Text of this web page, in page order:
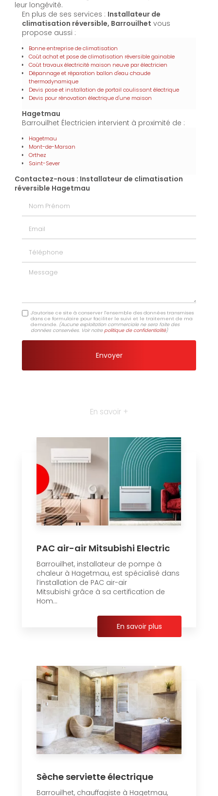
leur longévité.
En plus de ses services : Installateur de
climatisation réversible, Barrouilhet vous
propose aussi :
Bonne entreprise de climatisation
Coût achat et pose de climatisation réversible gainable
Coût travaux électricité maison neuve par électricien
Dépannage et réparation ballon d'eau chaude
thermodynamique
Devis pose et installation de portail coulissant électrique
Devis pour rénovation électrique d'une maison
Hagetmau
Barrouilhet Électricien intervient à proximité de :
Hagetmau
Mont-de-Marsan
Orthez
Saint-Sever
Contactez-nous : Installateur de climatisation
réversible Hagetmau
Message
J'autorise ce site à conserver l'ensemble des données transmises
dans ce formulaire pour faciliter le suivi et le traitement de ma
demande. (Aucune exploitation commerciale ne sera faite des
données conservées. Voir notrepolitique de confidentialité)
En savoir +
PAC air-air Mitsubishi Electric
Barrouilhet, installateur de pompe à
chaleur à Hagetmau, est spécialisé dans
l’installation de PAC air-air
Mitsubishi grâce à sa certification de
Hom...
En savoir plus
Sèche serviette électrique
Barrouilhet, chauffagiste à Hagetmau,